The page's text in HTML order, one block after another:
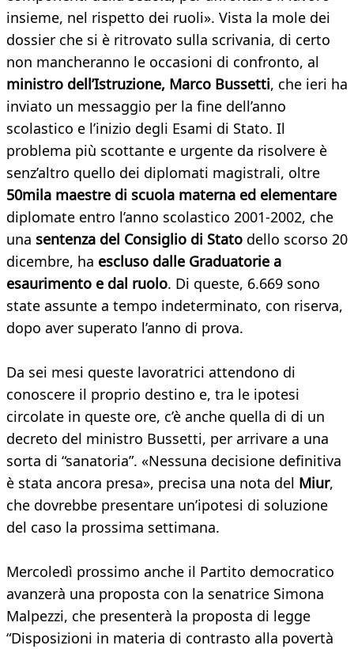
insieme, nel rispetto dei ruoli». Vista la mole dei
dossier che si è ritrovato sulla scrivania, di certo
non mancheranno le occasioni di confronto, al
ministro dell’Istruzione, Marco Bussetti, che ieri ha
inviato un messaggio per la fine dell’anno
scolastico e l’inizio degli Esami di Stato. Il
problema più scottante e urgente da risolvere è
senz’altro quello dei diplomati magistrali, oltre
50mila maestre di scuola materna ed elementare
diplomate entro l’anno scolastico 2001-2002, che
una sentenza del Consiglio di Stato dello scorso 20
dicembre, ha escluso dalle Graduatorie a
esaurimento e dal ruolo. Di queste, 6.669 sono
state assunte a tempo indeterminato, con riserva,
dopo aver superato l’anno di prova.
Da sei mesi queste lavoratrici attendono di
conoscere il proprio destino e, tra le ipotesi
circolate in queste ore, c’è anche quella di di un
decreto del ministro Bussetti, per arrivare a una
sorta di “sanatoria”. «Nessuna decisione definitiva
è stata ancora presa», precisa una nota del Miur,
che dovrebbe presentare un’ipotesi di soluzione
del caso la prossima settimana.
Mercoledì prossimo anche il Partito democratico
avanzerà una proposta con la senatrice Simona
Malpezzi, che presenterà la proposta di legge
“Disposizioni in materia di contrasto alla povertà